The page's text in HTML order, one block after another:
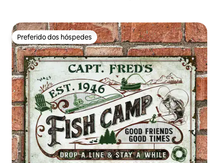
Preferido dos hóspedes
Preferido dos hóspedes